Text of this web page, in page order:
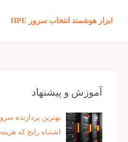
ابزار هوشمند انتخاب سرور HPE
آموزش و پیشنهاد
اشتباه رایج که هزینه